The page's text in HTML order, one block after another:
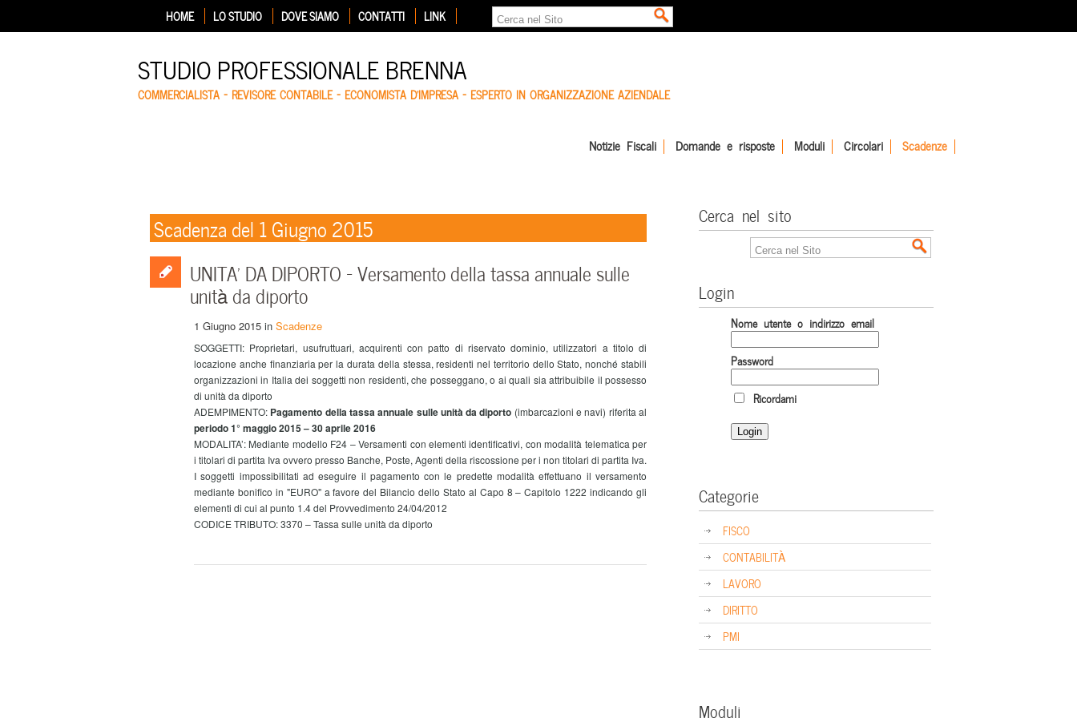
HOME LO STUDIO DOVE SIAMO CONTATTI LINK
STUDIO PROFESSIONALE BRENNA
COMMERCIALISTA – REVISORE CONTABILE – ECONOMISTA D'IMPRESA – ESPERTO IN ORGANIZZAZIONE AZIENDALE
Notizie Fiscali Domande e risposte Moduli Circolari Scadenze
Scadenza del 1 Giugno 2015
UNITA’ DA DIPORTO – Versamento della tassa annuale sulle
unità da diporto
1 Giugno 2015 in Scadenze
SOGGETTI: Proprietari, usufruttuari, acquirenti con patto di riservato dominio, utilizzatori a titolo di
locazione anche finanziaria per la durata della stessa, residenti nel territorio dello Stato, nonché stabili
organizzazioni in Italia dei soggetti non residenti, che posseggano, o ai quali sia attribuibile il possesso
di unità da diporto
ADEMPIMENTO: Pagamento della tassa annuale sulle unità da diporto (imbarcazioni e navi) riferita al
periodo 1° maggio 2015 – 30 aprile 2016
MODALITA’: Mediante modello F24 – Versamenti con elementi identificativi, con modalità telematica per
i titolari di partita Iva ovvero presso Banche, Poste, Agenti della riscossione per i non titolari di partita Iva.
I soggetti impossibilitati ad eseguire il pagamento con le predette modalità effettuano il versamento
mediante bonifico in "EURO" a favore del Bilancio dello Stato al Capo 8 – Capitolo 1222 indicando gli
elementi di cui al punto 1.4 del Provvedimento 24/04/2012
CODICE TRIBUTO: 3370 – Tassa sulle unità da diporto
Cerca nel sito
Login
Nome utente o indirizzo email
Password
Ricordami
Categorie
FISCO
CONTABILITÀ
LAVORO
DIRITTO
PMI
Moduli